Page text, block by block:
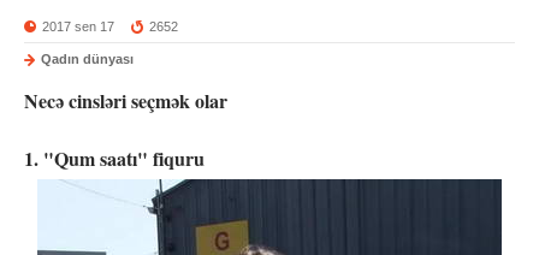
2017 sen 17 2652
Qadın dünyası
Necə cinsləri seçmək olar
1. "Qum saatı" fiquru